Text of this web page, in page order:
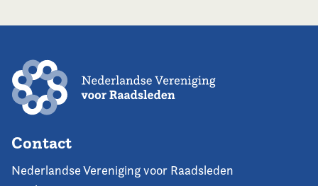
Contact
Nederlandse Vereniging voor Raadsleden